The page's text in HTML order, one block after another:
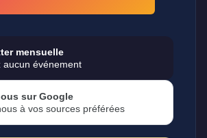
mensuelle
aucun événement
sur Google
à vos sources préférées